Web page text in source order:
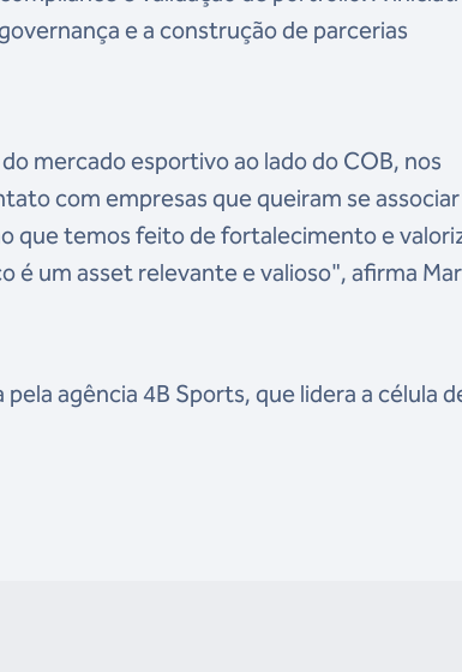
e a construção de parcerias
mercado esportivo ao lado do COB, nos
com empresas que queiram se
que temos feito de fortalecimento e
é um asset relevante e valioso", afirma
agência 4B Sports, que lidera a célula